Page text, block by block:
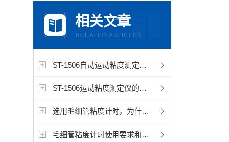
相关文章
RELATED ARTICLES
ST-1506自动运动粘度测定仪的注意事项
ST-1506运动粘度测定仪的组织结构与注意事项
选用毛细管粘度计时，为什么试样流动时间必须在规定范围内？
毛细管粘度计时使用要求和方法